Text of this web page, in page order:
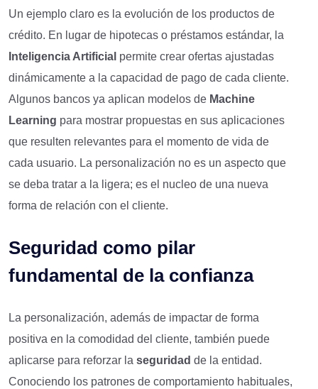
Un ejemplo claro es la evolución de los productos de
crédito. En lugar de hipotecas o préstamos estándar, la
Inteligencia Artificial permite crear ofertas ajustadas
dinámicamente a la capacidad de pago de cada cliente.
Algunos bancos ya aplican modelos de Machine
Learning para mostrar propuestas en sus aplicaciones
que resulten relevantes para el momento de vida de
cada usuario. La personalización no es un aspecto que
se deba tratar a la ligera; es el nucleo de una nueva
forma de relación con el cliente.
Seguridad como pilar
fundamental de la confianza
La personalización, además de impactar de forma
positiva en la comodidad del cliente, también puede
aplicarse para reforzar la seguridad de la entidad.
Conociendo los patrones de comportamiento habituales,